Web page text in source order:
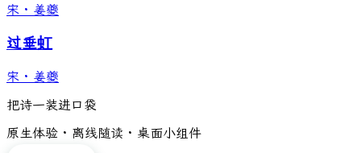
宋 · 姜夔
过垂虹
宋 · 姜夔
把诗一装进口袋
原生体验 · 离线随读 · 桌面小组件